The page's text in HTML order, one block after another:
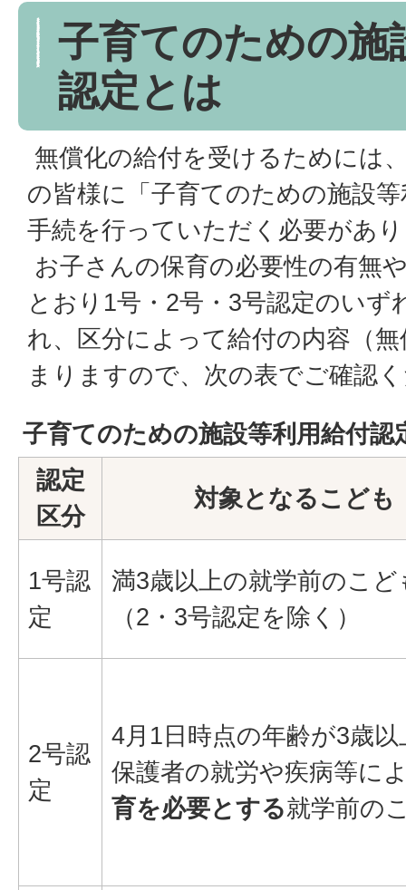
子育てのための施
認定とは
無償化の給付を受けるためには
の皆様に「子育てのための施設
手続を行っていただく必要があ
お子さんの保育の必要性の有無
とおり1号・2号・3号認定のいず
れ、区分によって給付の内容（
まりますので、次の表でご確認
子育てのための施設等利用給付認
認定
区分
対象となるこども
1号認
定
満3歳以上の就学前のこど
（2・3号認定を除く）
2号認
定
4月1日時点の年齢が3歳以
保護者の就労や疾病等に
育を必要とする就学前の